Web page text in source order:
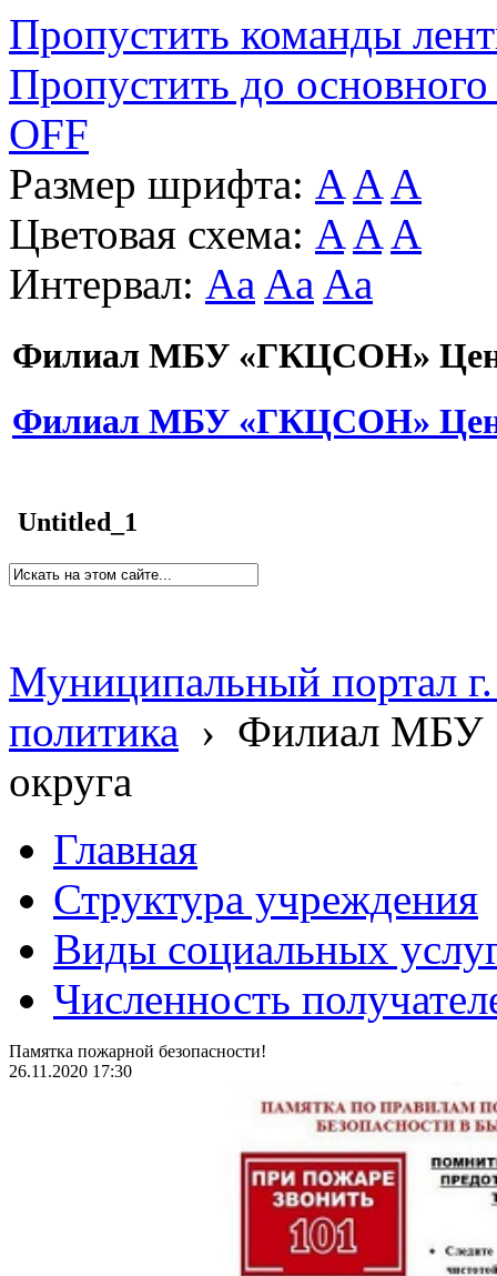
Пропустить команды
Пропустить до основного
OFF
Размер шрифта: A A A
Цветовая схема: A A A
Интервал: Aa Aa Aa
Филиал МБУ «ГКЦСОН»
Филиал МБУ «ГКЦСОН»
Untitled_1
Муниципальный портал
политика › Филиал МБУ
округа
Главная
Структура учреждения
Виды социальных
Численность
Памятка пожарной безопасности!
26.11.2020 17:30